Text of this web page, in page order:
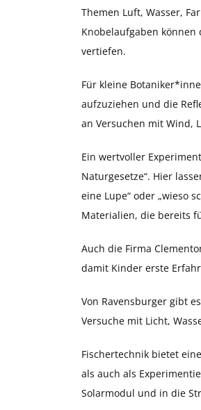
Themen Luft, Wasser,
Knobelaufgaben
vertiefen.
Für kleine
aufzuziehen und die
an Versuchen mit Wind,
Ein wertvoller
Naturgesetze“. Hier
eine Lupe“ oder „wieso
Materialien, die bereits
Auch die Firma
damit Kinder erste
Von Ravensburger gibt
Versuche mit Licht,
Fischertechnik bietet
als auch als
Solarmodul und in die